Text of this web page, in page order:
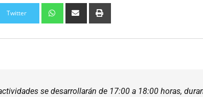
Twitter
se desarrollarán de 17:00 a 18:00 horas,